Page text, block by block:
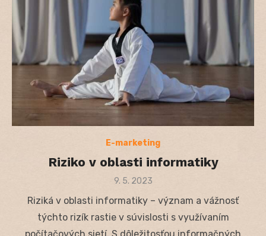
E-marketing
Riziko v oblasti informatiky
Posted
9. 5. 2023
Riziká v oblasti informatiky – význam a vážnosť
týchto rizík rastie v súvislosti s využívaním